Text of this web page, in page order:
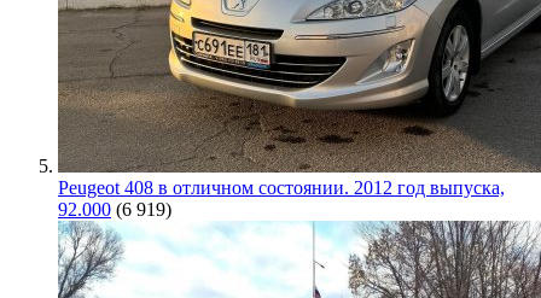
Peugeot 408 в отличном состоянии. 2012 год выпуска,
92.000 (6 919)